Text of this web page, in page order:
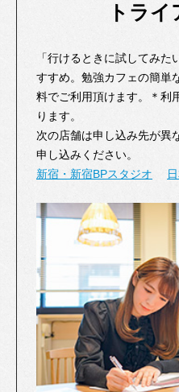
トラ
「行けるときに試してみ
すすめ。勉強カフェの簡単
料でご利用頂けます。＊利
ります。
次の店舗は申し込み先が異
申し込みください。
新宿・新宿BPスタジオ